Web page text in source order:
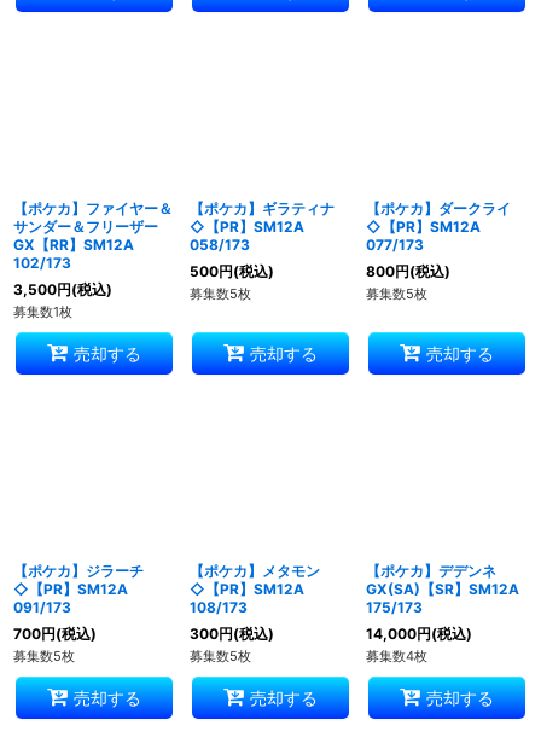
【ポケカ】ファイヤー＆
サンダー＆フリーザー
GX【RR】SM12A
102/173
3,500円(税込)
募集数1枚
売却する
【ポケカ】ギラティナ
◇【PR】SM12A
058/173
500円(税込)
募集数5枚
売却する
【ポケカ】ダークライ
◇【PR】SM12A
077/173
800円(税込)
募集数5枚
売却する
【ポケカ】ジラーチ
◇【PR】SM12A
091/173
700円(税込)
募集数5枚
売却する
【ポケカ】メタモン
◇【PR】SM12A
108/173
300円(税込)
募集数5枚
売却する
【ポケカ】デデンネ
GX(SA)【SR】SM12A
175/173
14,000円(税込)
募集数4枚
売却する